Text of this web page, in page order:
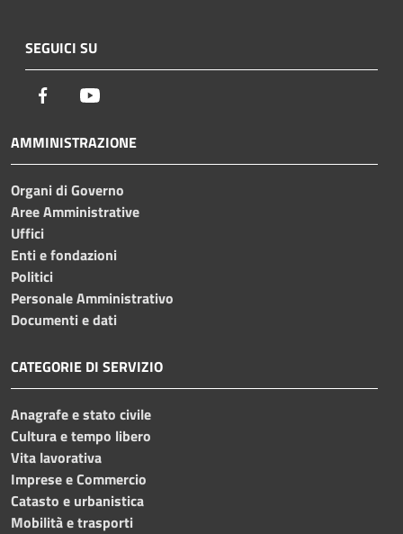
SEGUICI SU
Facebook
AMMINISTRAZIONE
Organi di Governo
Aree Amministrative
Uffici
Enti e fondazioni
Politici
Personale Amministrativo
Documenti e dati
CATEGORIE DI SERVIZIO
Anagrafe e stato civile
Cultura e tempo libero
Vita lavorativa
Imprese e Commercio
Catasto e urbanistica
Mobilità e trasporti